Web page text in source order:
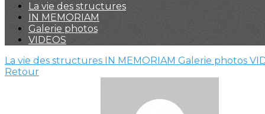
La vie des structures
IN MEMORIAM
Galerie photos
VIDEOS
La vie des structures IN MEMORIAM Galerie photos
Retour